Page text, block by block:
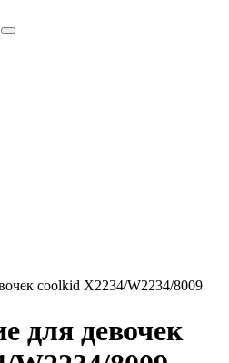
coolkid X2234/W2234/8009
для девочек